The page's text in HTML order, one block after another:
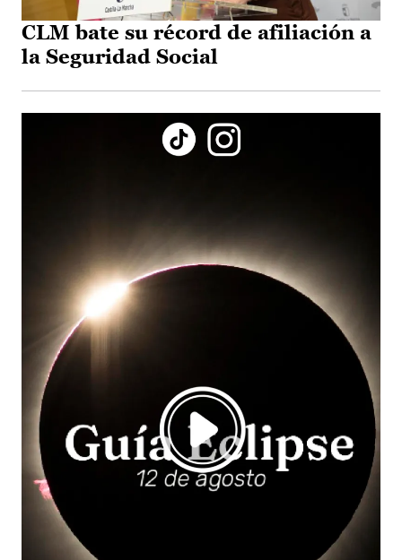
CLM bate su récord de afiliación a
la Seguridad Social